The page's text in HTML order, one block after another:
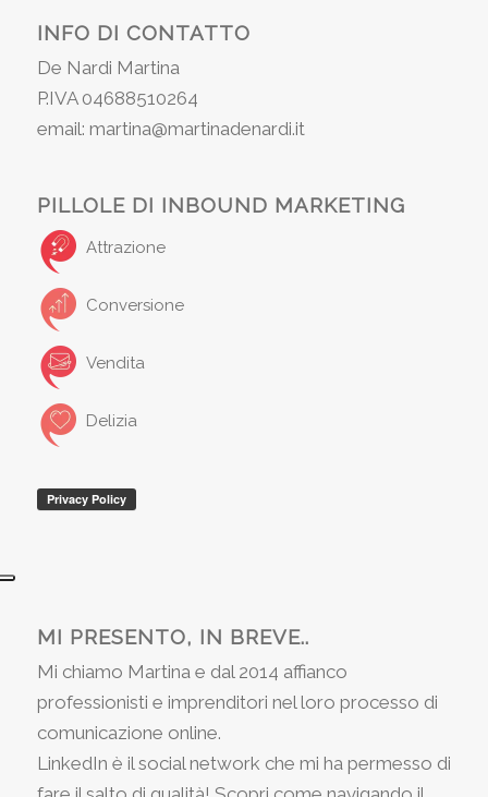
INFO DI CONTATTO
De Nardi Martina
P.IVA 04688510264
email: martina@martinadenardi.it
PILLOLE DI INBOUND MARKETING
Attrazione
Conversione
Vendita
Delizia
MI PRESENTO, IN BREVE..
Mi chiamo Martina e dal 2014 affianco
professionisti e imprenditori nel loro processo di
comunicazione online.
LinkedIn è il social network che mi ha permesso di